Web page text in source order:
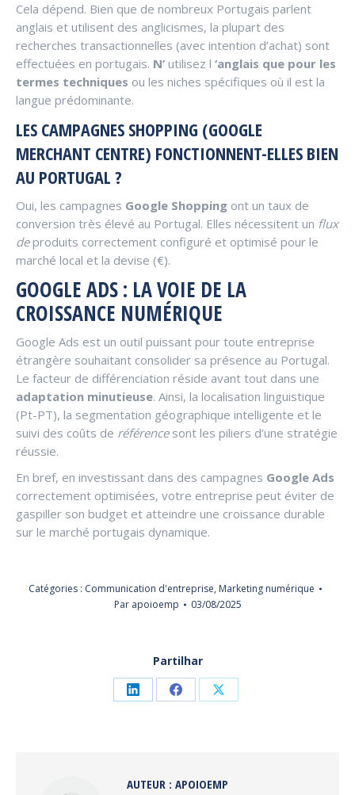
Cela dépend. Bien que de nombreux Portugais parlent
anglais et utilisent des anglicismes, la plupart des
recherches transactionnelles (avec intention d’achat) sont
effectuées en portugais. N’ utilisez l ‘anglais que pour les
termes techniques ou les niches spécifiques où il est la
langue prédominante.
LES CAMPAGNES SHOPPING (GOOGLE
MERCHANT CENTRE) FONCTIONNENT-ELLES BIEN
AU PORTUGAL ?
Oui, les campagnes Google Shopping ont un taux de
conversion très élevé au Portugal. Elles nécessitent un flux
deproduits correctement configuré et optimisé pour le
marché local et la devise (€).
GOOGLE ADS : LA VOIE DE LA
CROISSANCE NUMÉRIQUE
Google Ads est un outil puissant pour toute entreprise
étrangère souhaitant consolider sa présence au Portugal.
Le facteur de différenciation réside avant tout dans une
adaptation minutieuse. Ainsi, la localisation linguistique
(Pt-PT), la segmentation géographique intelligente et le
suivi des coûts de référencesont les piliers d’une stratégie
réussie.
En bref, en investissant dans des campagnes Google Ads
correctement optimisées, votre entreprise peut éviter de
gaspiller son budget et atteindre une croissance durable
sur le marché portugais dynamique.
Catégories : Communication d'entreprise, Marketing numérique
Par apoioemp 03/08/2025
Partilhar
PartagerPartagerPartager
AUTEUR : APOIOEMP